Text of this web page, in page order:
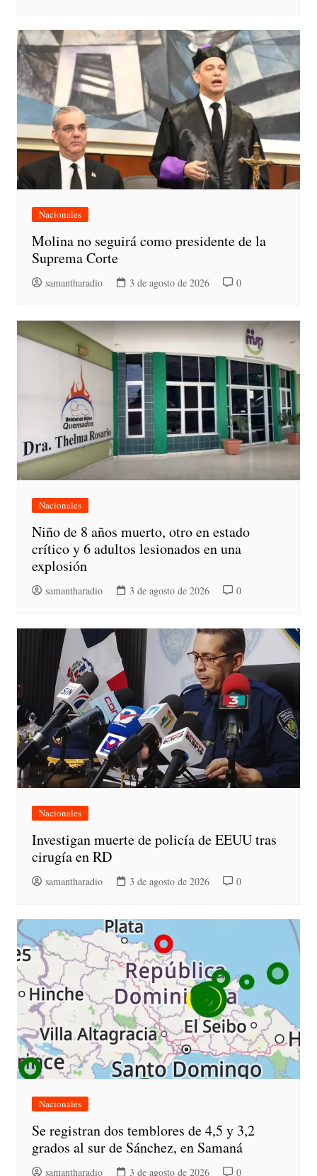
Nacionales
Molina no seguirá como presidente de la
Suprema Corte
samantharadio 3 de agosto de 2026 0
Nacionales
Niño de 8 años muerto, otro en estado
crítico y 6 adultos lesionados en una
explosión
samantharadio 3 de agosto de 2026 0
Nacionales
Investigan muerte de policía de EEUU tras
cirugía en RD
samantharadio 3 de agosto de 2026 0
Nacionales
Se registran dos temblores de 4,5 y 3,2
grados al sur de Sánchez, en Samaná
samantharadio 3 de agosto de 2026 0